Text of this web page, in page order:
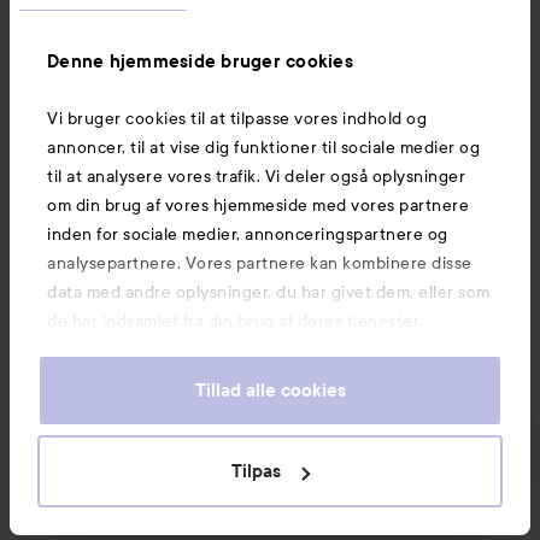
Denne hjemmeside bruger cookies
Vi bruger cookies til at tilpasse vores indhold og
annoncer, til at vise dig funktioner til sociale medier og
til at analysere vores trafik. Vi deler også oplysninger
om din brug af vores hjemmeside med vores partnere
inden for sociale medier, annonceringspartnere og
analysepartnere. Vores partnere kan kombinere disse
data med andre oplysninger, du har givet dem, eller som
de har indsamlet fra din brug af deres tjenester.
Tillad alle cookies
Tilpas
Nyheder og tilbud
Følg os